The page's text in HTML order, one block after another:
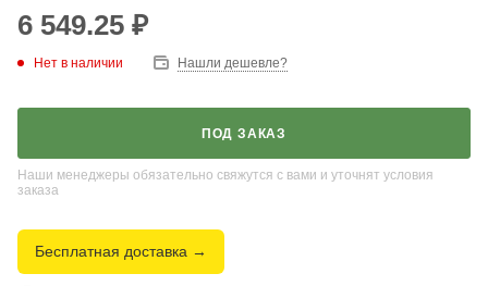
6 549.25 ₽
Нет в наличии Нашли дешевле?
ПОД ЗАКАЗ
Наши менеджеры обязательно свяжутся с вами и уточнят условия
заказа
Бесплатная доставка →